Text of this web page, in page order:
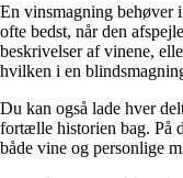
En vinsmagning
ofte bedst, når den
beskrivelser af vinene,
hvilken i en
Du kan også lade hver
fortælle historien bag. På
både vine og personlige